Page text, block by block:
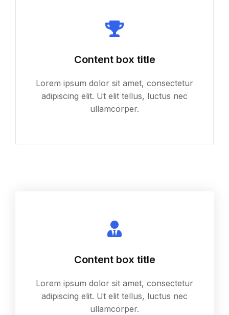
Content box title
Lorem ipsum dolor sit amet, consectetur
adipiscing elit. Ut elit tellus, luctus nec
ullamcorper.
Content box title
Lorem ipsum dolor sit amet, consectetur
adipiscing elit. Ut elit tellus, luctus nec
ullamcorper.